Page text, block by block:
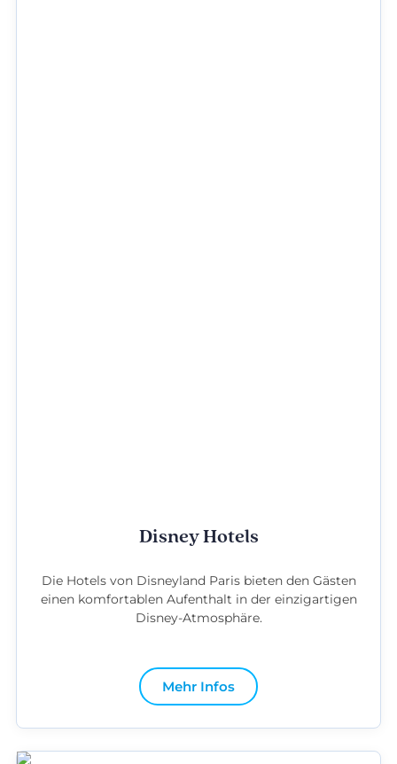
Disney Hotels
Die Hotels von Disneyland Paris bieten den Gästen
einen komfortablen Aufenthalt in der einzigartigen
Disney-Atmosphäre.
Mehr Infos